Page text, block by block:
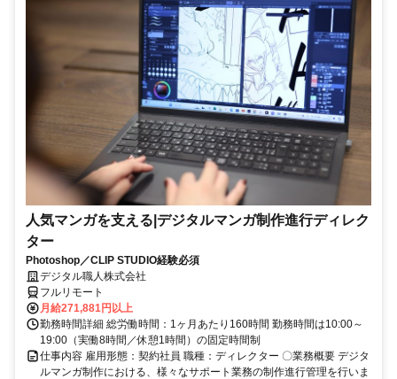
人気マンガを支える|デジタルマンガ制作進行ディレク
ター
Photoshop／CLIP STUDIO経験必須
デジタル職人株式会社
フルリモート
月給271,881円以上
勤務時間詳細 総労働時間：1ヶ月あたり160時間 勤務時間は10:00～
19:00（実働8時間／休憩1時間）の固定時間制
仕事内容 雇用形態：契約社員 職種：ディレクター 〇業務概要 デジタ
ルマンガ制作における、様々なサポート業務の制作進行管理を行いま